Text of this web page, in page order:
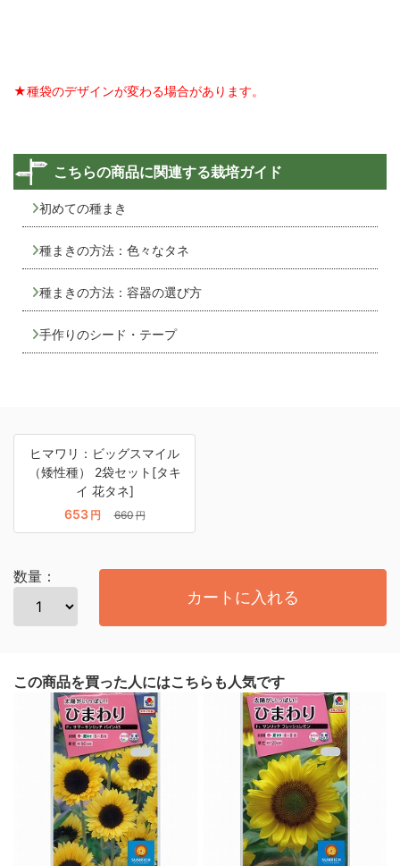
★種袋のデザインが変わる場合があります。
こちらの商品に関連する栽培ガイド
初めての種まき
種まきの方法：色々なタネ
種まきの方法：容器の選び方
手作りのシード・テープ
ヒマワリ：ビッグスマイル
（矮性種） 2袋セット[タキ
イ 花タネ]
653 円 660円
数量：
カートに入れる
この商品を買った人にはこちらも人気です